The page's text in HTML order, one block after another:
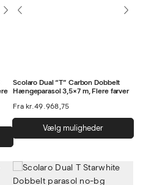
vælges
vare
har
flere
Scolaro Dual “T” Carbon Dobbelt
Hængeparasol 3,5×7 m, Flere farver
Frakr.49.968,75
Vælg muligheder
vare